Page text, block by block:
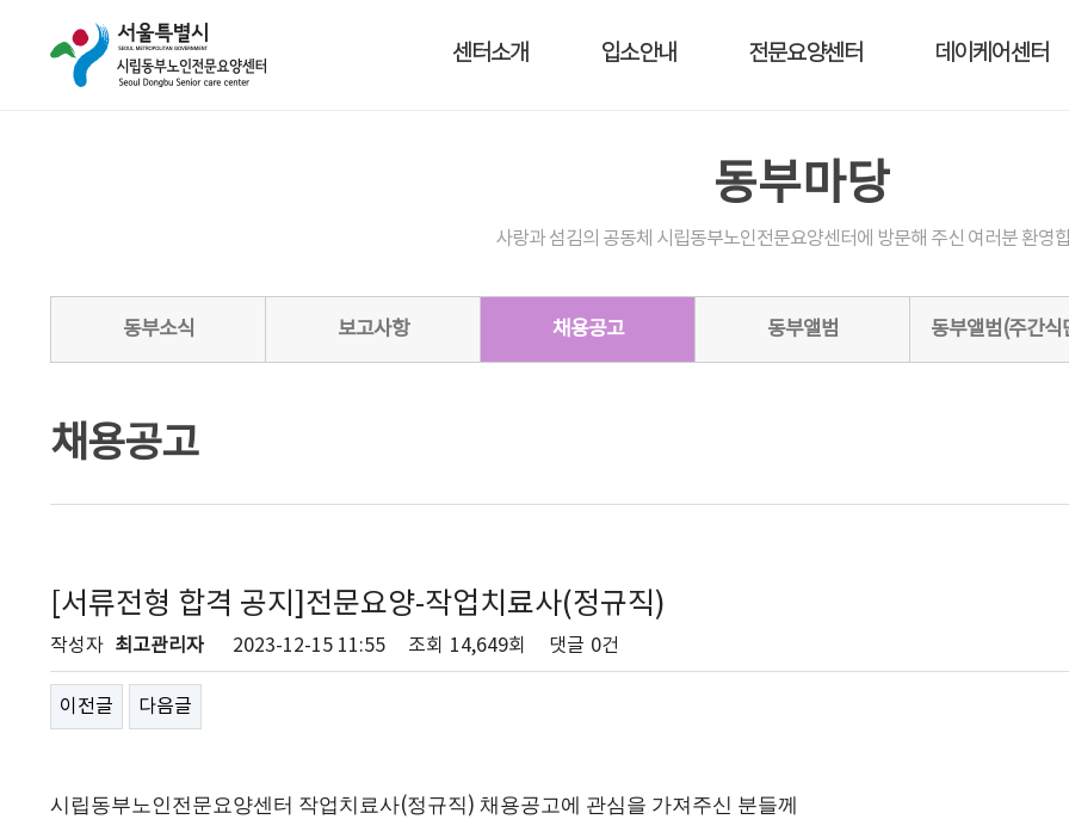
센터소개 입소안내 전문요양센터 데이케어센터
동부마당
사랑과 섬김의 공동체 시립동부노인전문요양센터에 방문해 주신 여러분 환영
동부소식 보고사항 채용공고 동부앨범 동부앨범(주간식
채용공고
[서류전형 합격 공지]전문요양-작업치료사(정규직)
작성자 최고관리자 2023-12-15 11:55 조회 14,649회 댓글 0건
이전글 다음글
시립동부노인전문요양센터 작업치료사(정규직 ) 채용공고에 관심을 가져주신 분들께